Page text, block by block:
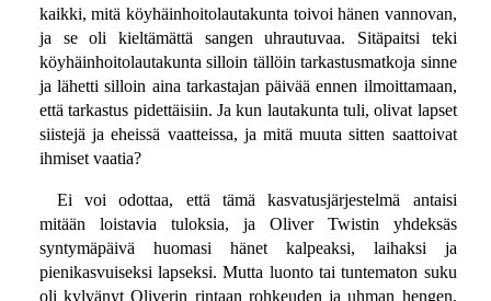
kaikki, mitä köyhäinhoitolautakunta toivoi hänen vannovan,
ja se oli kieltämättä sangen uhrautuvaa. Sitäpaitsi teki
köyhäinhoitolautakunta silloin tällöin tarkastusmatkoja sinne
ja lähetti silloin aina tarkastajan päivää ennen ilmoittamaan,
että tarkastus pidettäisiin. Ja kun lautakunta tuli, olivat lapset
siistejä ja eheissä vaatteissa, ja mitä muuta sitten saattoivat
ihmiset vaatia?
Ei voi odottaa, että tämä kasvatusjärjestelmä antaisi
mitään loistavia tuloksia, ja Oliver Twistin yhdeksäs
syntymäpäivä huomasi hänet kalpeaksi, laihaksi ja
pienikasvuiseksi lapseksi. Mutta luonto tai tuntematon suku
oli kylvänyt Oliverin rintaan rohkeuden ja uhman hengen,